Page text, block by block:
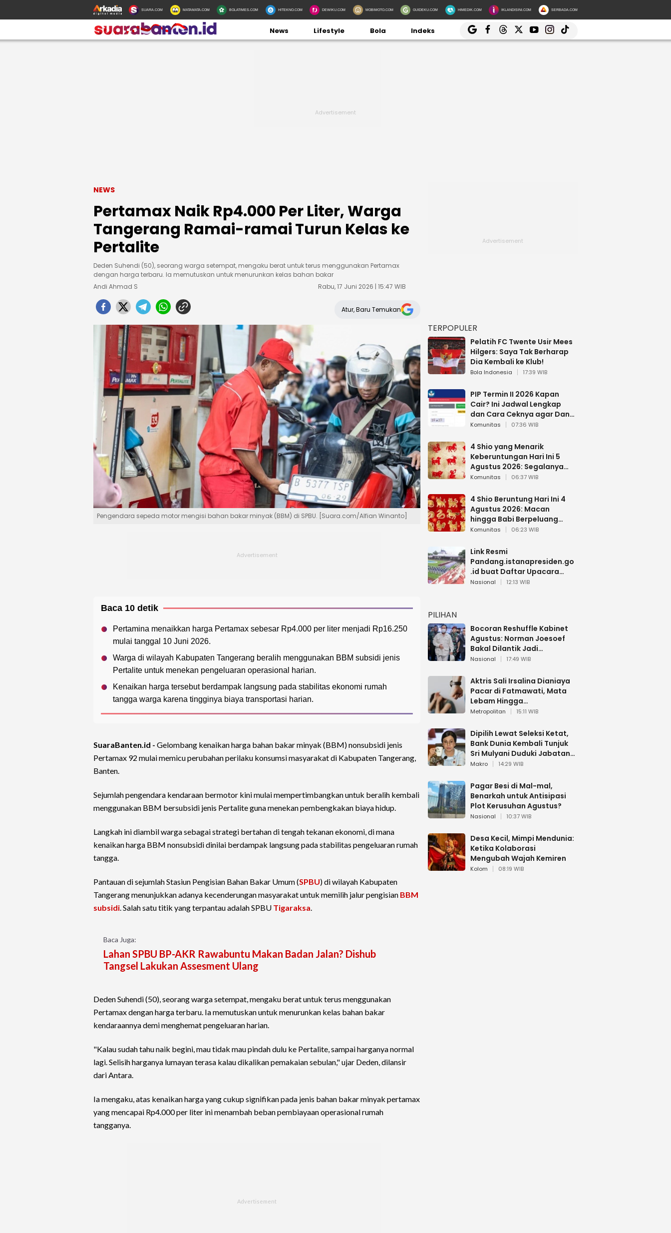
SUARA.COM MATAMATA.COM BOLATIMES.COM HITEKNO.COM DEWIKU.COM MOBIMOTO.COM GUIDEKU.COM HIMEDIK.COM IKLANDISINI.COM SERBADA.COM
News Lifestyle Bola Indeks
NEWS
Pertamax Naik Rp4.000 Per Liter, Warga
Tangerang Ramai-ramai Turun Kelas ke
Pertalite
Deden Suhendi (50), seorang warga setempat, mengaku berat untuk terus menggunakan Pertamax
dengan harga terbaru. Ia memutuskan untuk menurunkan kelas bahan bakar
Andi Ahmad S
Rabu, 17 Juni 2026 | 15:47 WIB
Atur, Baru Temukan
Pengendara sepeda motor mengisi bahan bakar minyak (BBM) di SPBU. [Suara.com/Alfian Winanto]
Baca 10 detik
Pertamina menaikkan harga Pertamax sebesar Rp4.000 per liter menjadi Rp16.250
mulai tanggal 10 Juni 2026.
Warga di wilayah Kabupaten Tangerang beralih menggunakan BBM subsidi jenis
Pertalite untuk menekan pengeluaran operasional harian.
Kenaikan harga tersebut berdampak langsung pada stabilitas ekonomi rumah
tangga warga karena tingginya biaya transportasi harian.
SuaraBanten.id - Gelombang kenaikan harga bahan bakar minyak (BBM) nonsubsidi jenis
Pertamax 92 mulai memicu perubahan perilaku konsumsi masyarakat di Kabupaten Tangerang,
Banten.
Sejumlah pengendara kendaraan bermotor kini mulai mempertimbangkan untuk beralih kembali
menggunakan BBM bersubsidi jenis Pertalite guna menekan pembengkakan biaya hidup.
Langkah ini diambil warga sebagai strategi bertahan di tengah tekanan ekonomi, di mana
kenaikan harga BBM nonsubsidi dinilai berdampak langsung pada stabilitas pengeluaran rumah
tangga.
Pantauan di sejumlah Stasiun Pengisian Bahan Bakar Umum (SPBU) di wilayah Kabupaten
Tangerang menunjukkan adanya kecenderungan masyarakat untuk memilih jalur pengisian BBM
subsidi. Salah satu titik yang terpantau adalah SPBU Tigaraksa.
Baca Juga:
Lahan SPBU BP-AKR Rawabuntu Makan Badan Jalan? Dishub
Tangsel Lakukan Assesment Ulang
Deden Suhendi (50), seorang warga setempat, mengaku berat untuk terus menggunakan
Pertamax dengan harga terbaru. Ia memutuskan untuk menurunkan kelas bahan bakar
kendaraannya demi menghemat pengeluaran harian.
"Kalau sudah tahu naik begini, mau tidak mau pindah dulu ke Pertalite, sampai harganya normal
lagi. Selisih harganya lumayan terasa kalau dikalikan pemakaian sebulan," ujar Deden, dilansir
dari Antara.
Ia mengaku, atas kenaikan harga yang cukup signifikan pada jenis bahan bakar minyak pertamax
yang mencapai Rp4.000 per liter ini menambah beban pembiayaan operasional rumah
tangganya.
TERPOPULER
Pelatih FC Twente Usir Mees
Hilgers: Saya Tak Berharap
Dia Kembali ke Klub!
Bola Indonesia 17:39 WIB
PIP Termin II 2026 Kapan
Cair? Ini Jadwal Lengkap
dan Cara Ceknya agar Dana
Tidak Hangus!
Komunitas 07:36 WIB
4 Shio yang Menarik
Keberuntungan Hari Ini 5
Agustus 2026: Segalanya
Berjalan Lancar
Komunitas 06:37 WIB
4 Shio Beruntung Hari Ini 4
Agustus 2026: Macan
hingga Babi Berpeluang
Dapat Kabar Baik
Komunitas 06:23 WIB
Link Resmi
Pandang.istanapresiden.go
.id buat Daftar Upacara
Bendera HUT RI di Istana
Nasional 12:13 WIB
PILIHAN
Bocoran Reshuffle Kabinet
Agustus: Norman Joesoef
Bakal Dilantik Jadi
Wamenhan RI
Nasional 17:49 WIB
Aktris Sali Irsalina Dianiaya
Pacar di Fatmawati, Mata
Lebam Hingga
Diselamatkan Polantas
Metropolitan 15:11 WIB
Dipilih Lewat Seleksi Ketat,
Bank Dunia Kembali Tunjuk
Sri Mulyani Duduki Jabatan
Strategis
Makro 14:29 WIB
Pagar Besi di Mal-mal,
Benarkah untuk Antisipasi
Plot Kerusuhan Agustus?
Nasional 10:37 WIB
Desa Kecil, Mimpi Mendunia:
Ketika Kolaborasi
Mengubah Wajah Kemiren
Kolom 08:19 WIB